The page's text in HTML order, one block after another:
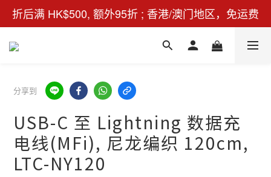
折后满 HK$500, 额外95折 ; 香港/澳门地区，免运费
分享到
USB-C 至 Lightning 数据充
电线(MFi), 尼龙编织 120cm,
LTC-NY120